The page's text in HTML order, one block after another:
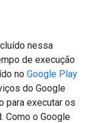
nessa
de execução
no Google Play
do Google
para executar os
Como o Google